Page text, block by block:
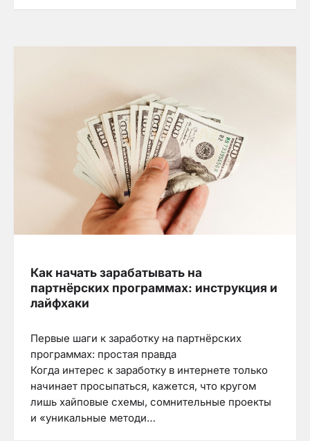
Как начать зарабатывать на
партнёрских программах: инструкция и
лайфхаки
Первые шаги к заработку на партнёрских
программах: простая правда
Когда интерес к заработку в интернете только
начинает просыпаться, кажется, что кругом
лишь хайповые схемы, сомнительные проекты
и «уникальные методи…